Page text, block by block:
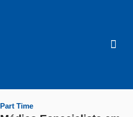
Part Time